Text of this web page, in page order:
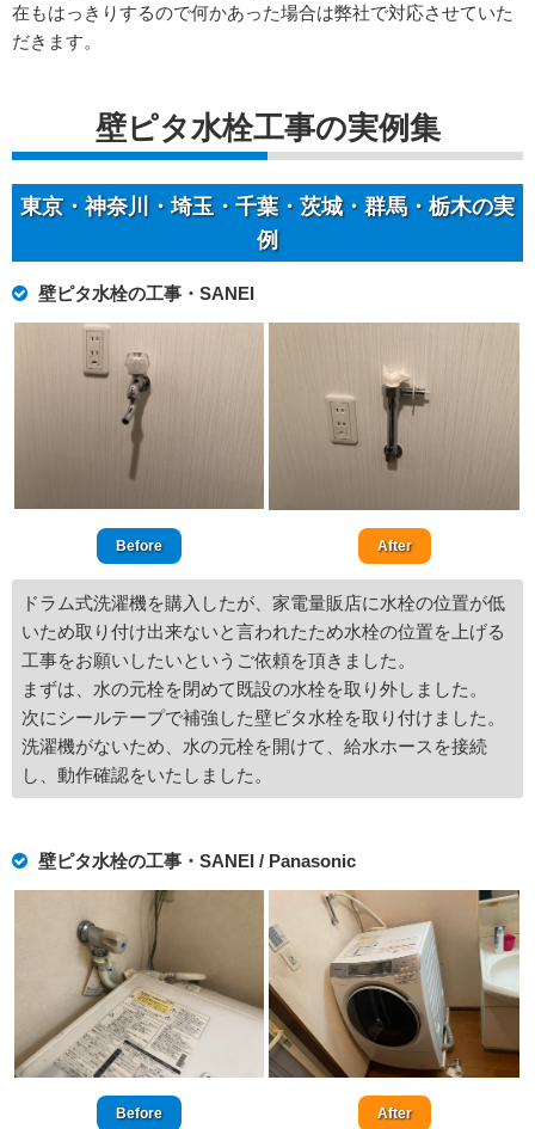
在もはっきりするので何かあった場合は弊社で対応させていた
だきます。
壁ピタ水栓工事の実例集
東京・神奈川・埼玉・千葉・茨城・群馬・栃木の実
例
壁ピタ水栓の工事・SANEI
Before After
ドラム式洗濯機を購入したが、家電量販店に水栓の位置が低
いため取り付け出来ないと言われたため水栓の位置を上げる
工事をお願いしたいというご依頼を頂きました。
まずは、水の元栓を閉めて既設の水栓を取り外しました。
次にシールテープで補強した壁ピタ水栓を取り付けました。
洗濯機がないため、水の元栓を開けて、給水ホースを接続
し、動作確認をいたしました。
壁ピタ水栓の工事・SANEI / Panasonic
Before After